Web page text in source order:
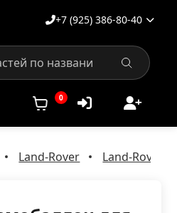
+7 (925) 386-80-40
0
Land-Rover Land-Rover